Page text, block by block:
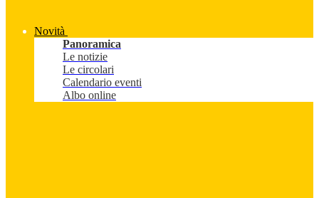
Novità
Panoramica
Le notizie
Le circolari
Calendario eventi
Albo online